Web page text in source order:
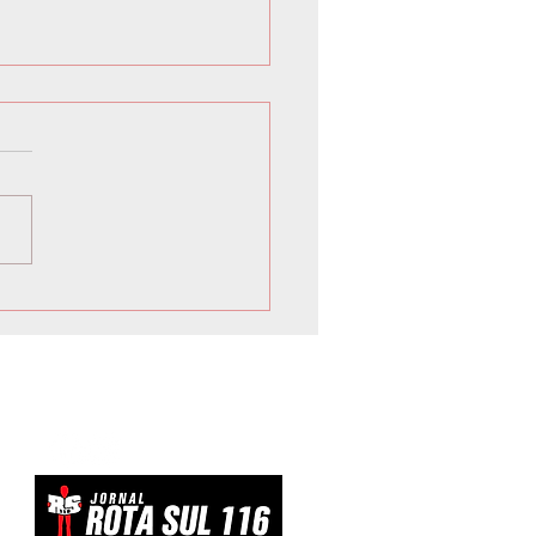
avalia resposta